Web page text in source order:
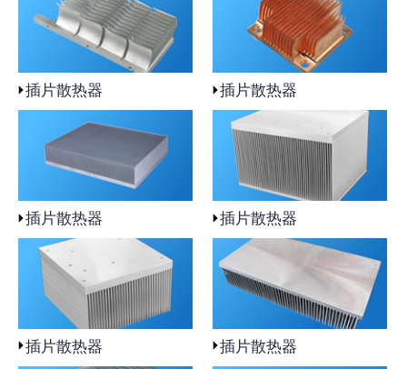
插片散热器 插片散热器
插片散热器 插片散热器
插片散热器 插片散热器